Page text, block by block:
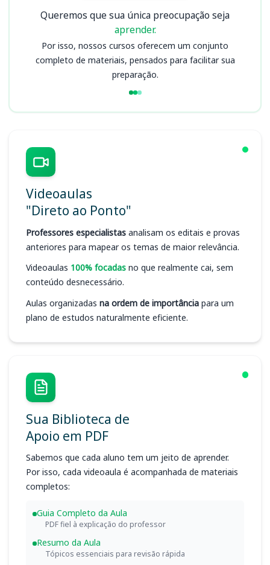
Queremos que sua única preocupação seja
aprender.
Por isso, nossos cursos oferecem um conjunto
completo de materiais, pensados para facilitar sua
preparação.
Videoaulas
"Direto ao Ponto"
Professores especialistas analisam os editais e provas
anteriores para mapear os temas de maior relevância.
Videoaulas 100% focadas no que realmente cai, sem
conteúdo desnecessário.
Aulas organizadas na ordem de importância para um
plano de estudos naturalmente eficiente.
Sua Biblioteca de
Apoio em PDF
Sabemos que cada aluno tem um jeito de aprender.
Por isso, cada videoaula é acompanhada de materiais
completos:
Guia Completo da Aula
PDF fiel à explicação do professor
Resumo da Aula
Tópicos essenciais para revisão rápida